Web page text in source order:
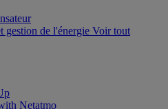
gestion de l'énergie Voir tout
Netatmo